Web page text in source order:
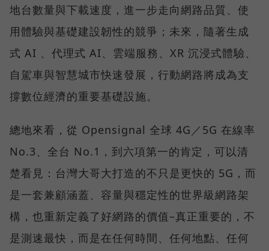
地台數量與下載速度，進一步走向網路品質、使
用體驗與基礎建設韌性的競爭；未來，隨著生成
式 AI 、代理式 AI、雲端服務、XR 沉浸式體驗、
自駕車與智慧城市快速發展，行動網路將成為支
撐數位經濟的重要基礎設施。
總地來看，從 Opensignal 全球 4G／5G 在線率
No.3、全台 No.1，到六項第一的肯定，可以清
楚看見：台灣大哥大打造的不只是更快的 5G，而
是一套兼顧涵蓋、容量與穩定性的世界級網路架
構，也重新定義了好網路的價值–真正重要的，不
是測速最快，而是在任何時間、任何地點、任何